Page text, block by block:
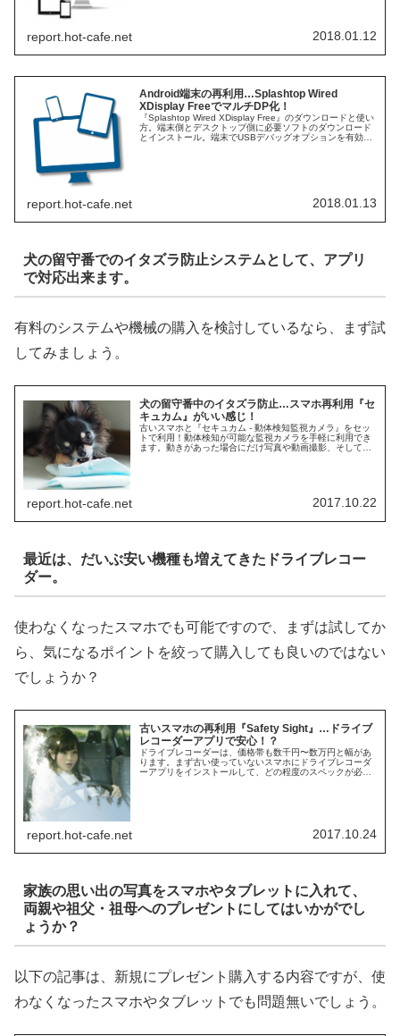
report.hot-cafe.net 2018.01.12
Android端末の再利用…Splashtop Wired
XDisplay FreeでマルチDP化！
『Splashtop Wired XDisplay Free』のダウンロードと使い
方。端末側とデスクトップ側に必要ソフトのダウンロード
とインストール。端末でUSBデバッグオプションを有効に
report.hot-cafe.net 2018.01.13
犬の留守番でのイタズラ防止システムとして、アプリ
で対応出来ます。
有料のシステムや機械の購入を検討しているなら、まず試
してみましょう。
犬の留守番中のイタズラ防止…スマホ再利用『セ
キュカム』がいい感じ！
古いスマホと『セキュカム - 動体検知監視カメラ』をセッ
トで利用！動体検知が可能な監視カメラを手軽に利用でき
ます。動きがあった場合にだけ写真や動画撮影、そして音
report.hot-cafe.net 2017.10.22
最近は、だいぶ安い機種も増えてきたドライブレコー
ダー。
使わなくなったスマホでも可能ですので、まずは試してか
ら、気になるポイントを絞って購入しても良いのではない
でしょうか？
古いスマホの再利用『Safety Sight』…ドライブ
レコーダーアプリで安心！？
ドライブレコーダーは、価格帯も数千円〜数万円と幅があ
ります。まず古い使っていないスマホにドライブレコーダ
ーアプリをインストールして、どの程度のスペックが必要
report.hot-cafe.net 2017.10.24
家族の思い出の写真をスマホやタブレットに入れて、
両親や祖父・祖母へのプレゼントにしてはいかがでし
ょうか？
以下の記事は、新規にプレゼント購入する内容ですが、使
わなくなったスマホやタブレットでも問題無いでしょう。